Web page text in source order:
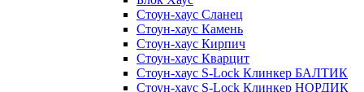
Стоун-хаус Сланец
Стоун-хаус Камень
Стоун-хаус Кирпич
Стоун-хаус Кварцит
Стоун-хаус S-Lock Клинкер БАЛТИК
Стоун-хаус S-Lock Клинкер НОРДИК